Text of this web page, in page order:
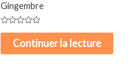
Gingembre
sur
5
Continuer la lecture